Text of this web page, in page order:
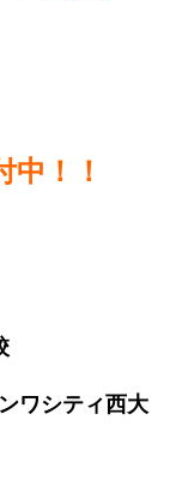
中！！
ワシティ西大